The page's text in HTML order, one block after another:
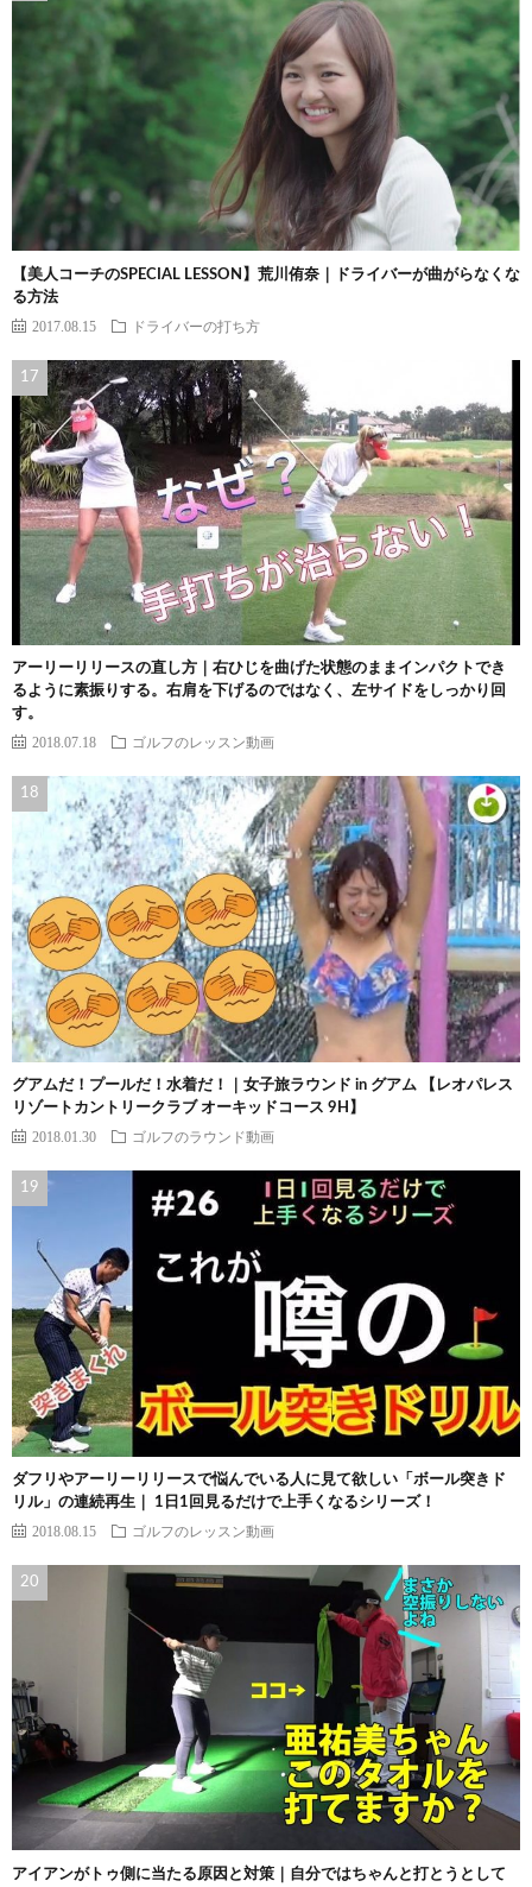
【美人コーチのSPECIAL LESSON】荒川侑奈｜ドライバーが曲がらなくな
る方法
2017.08.15 ドライバーの打ち方
アーリーリリースの直し方｜右ひじを曲げた状態のままインパクトでき
るように素振りする。右肩を下げるのではなく、左サイドをしっかり回
す。
2018.07.18 ゴルフのレッスン動画
グアムだ！プールだ！水着だ！｜女子旅ラウンド in グアム 【レオパレス
リゾートカントリークラブ オーキッドコース 9H】
2018.01.30 ゴルフのラウンド動画
ダフリやアーリーリリースで悩んでいる人に見て欲しい「ボール突きド
リル」の連続再生｜ 1日1回見るだけで上手くなるシリーズ！
2018.08.15 ゴルフのレッスン動画
アイアンがトゥ側に当たる原因と対策｜自分ではちゃんと打とうとして